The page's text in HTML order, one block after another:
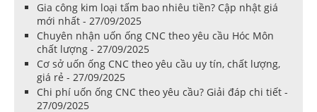
Gia công kim loại tấm bao nhiêu tiền? Cập nhật giá
mới nhất - 27/09/2025
Chuyên nhận uốn ống CNC theo yêu cầu Hóc Môn
chất lượng - 27/09/2025
Cơ sở uốn ống CNC theo yêu cầu uy tín, chất lượng,
giá rẻ - 27/09/2025
Chi phí uốn ống CNC theo yêu cầu? Giải đáp chi tiết -
27/09/2025